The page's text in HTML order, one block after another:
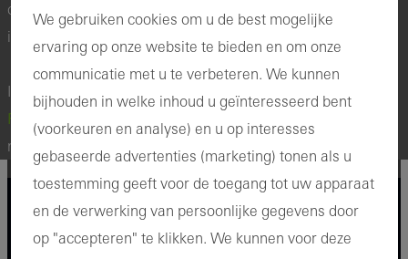
calculatie of werkvoorbereiding; voor alle verschillende
invalshoeken is er ruimte voor informatie en inspiratie.
In de demo wagen staat een LA 10 GP 100
Fabrication Data Center plus Internet of Façades
nog veel meer.
Cookie-instellingen beheren ...
We gebruiken cookies om u de best mogelijke
ervaring op onze website te bieden en om onze
communicatie met u te verbeteren. We kunnen
bijhouden in welke inhoud u geïnteresseerd bent
(voorkeuren en analyse) en u op interesses
gebaseerde advertenties (marketing) tonen als u
toestemming geeft voor de toegang tot uw apparaat
en de verwerking van persoonlijke gegevens door
op "accepteren" te klikken. We kunnen voor deze